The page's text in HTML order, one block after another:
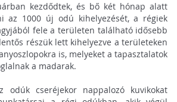
kezdődtek, és bő két hónap alatt
az 1000 új odú kihelyezését, a régiek
fele a területen található idősebb
részük lett kihelyezve a területeken
is, melyeket a tapasztalatok
a madarak.
odúk cseréjekor nappalozó kuvikokat